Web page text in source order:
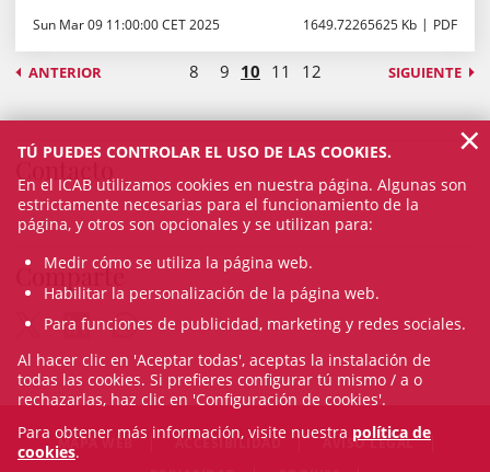
Sun Mar 09 11:00:00 CET 2025 1649.72265625 Kb PDF
ANTERIOR 8 9 10 11 12 SIGUIENTE
Comparte
MAPA WEB ACCESIBILIDAD
AVISO LEGAL
TÚ PUEDES CONTROLAR EL USO DE LAS COOKIES.
En el ICAB utilizamos cookies en nuestra página. Algunas son
estrictamente necesarias para el funcionamiento de la
página, y otros son opcionales y se utilizan para:
Medir cómo se utiliza la página web.
Habilitar la personalización de la página web.
Para funciones de publicidad, marketing y redes sociales.
Al hacer clic en 'Aceptar todas', aceptas la instalación de
todas las cookies. Si prefieres configurar tú mismo / a o
rechazarlas, haz clic en 'Configuración de cookies'.
Para obtener más información, visite nuestra política de
cookies.
×